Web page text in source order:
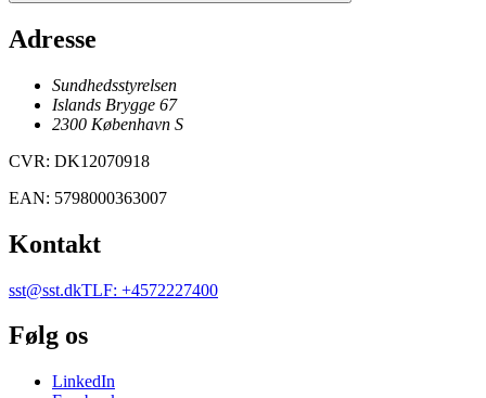
Adresse
Sundhedsstyrelsen
Islands Brygge 67
2300 København S
CVR: DK12070918
EAN: 5798000363007
Kontakt
sst@sst.dkTLF: +4572227400
Følg os
LinkedIn